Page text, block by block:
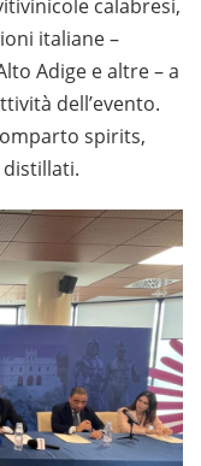
calabresi,
italiane –
Adige e altre – a
dell’evento.
spirits,
distillati.